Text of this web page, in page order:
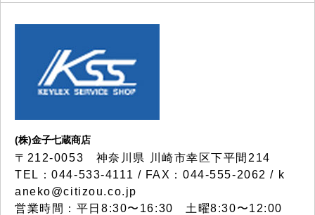
(株)金子七蔵商店
〒212-0053 神奈川県 川崎市幸区下平間214
TEL：044-533-4111 / FAX：044-555-2062 / k
aneko@citizou.co.jp
営業時間：平日8:30〜16:30 土曜8:30〜12:00